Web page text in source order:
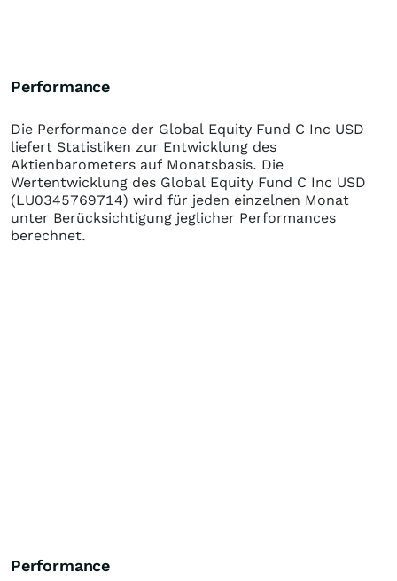
Performance
Die Performance der Global Equity Fund C Inc USD
liefert Statistiken zur Entwicklung des
Aktienbarometers auf Monatsbasis. Die
Wertentwicklung des Global Equity Fund C Inc USD
(LU0345769714) wird für jeden einzelnen Monat
unter Berücksichtigung jeglicher Performances
berechnet.
Performance